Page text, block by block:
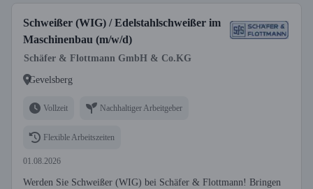
Schweißer (WIG) / Edelstahlschweißer im
Maschinenbau (m/w/d)
Schäfer & Flottmann GmbH & Co.KG
Gevelsberg
Vollzeit Nachhaltiger Arbeitgeber
Flexible Arbeitszeiten
01.08.2026
Werden Sie Schweißer (WIG) bei Schäfer & Flottmann! Bringen